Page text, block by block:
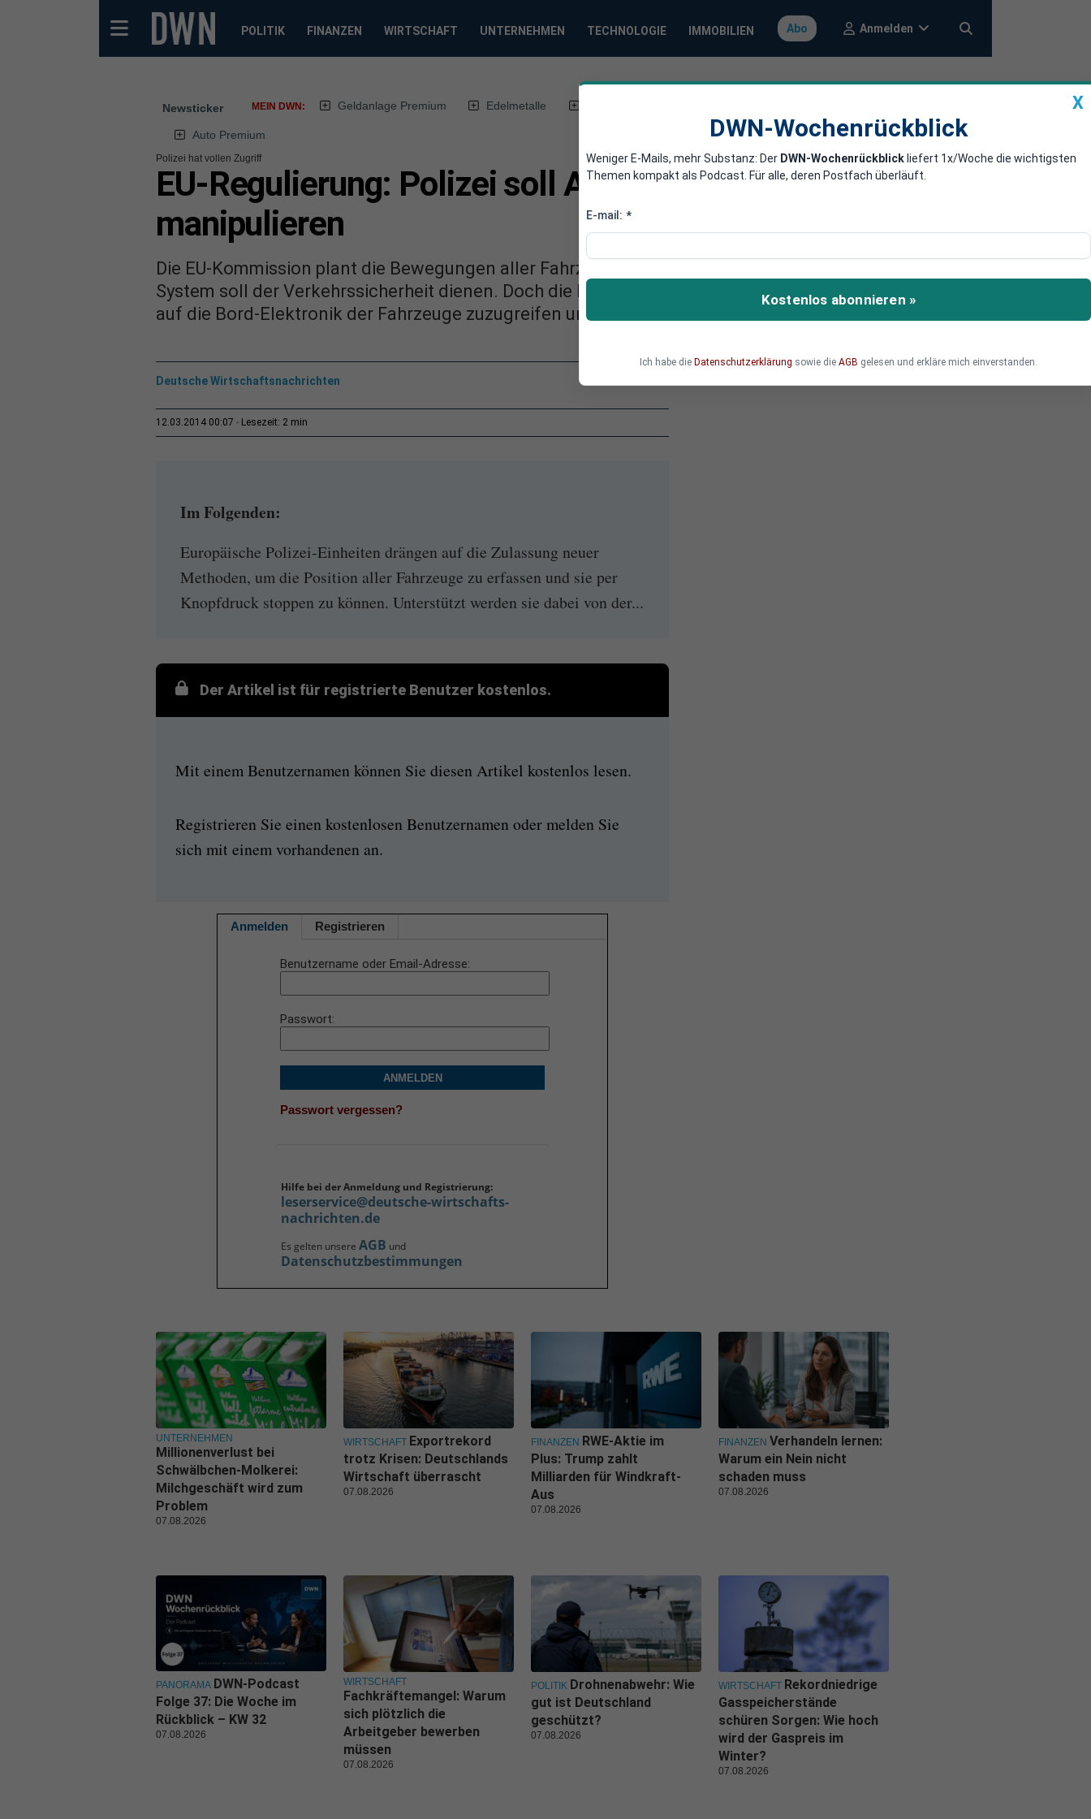
POLITIK FINANZEN WIRTSCHAFT UNTERNEHMEN TECHNOLOGIE IMMOBILIEN Abo Anmelden
Newsticker MEIN DWN: Geldanlage Premium Edelmetalle
Auto Premium
Polizei hat vollen Zugriff
EU-Regulierung: Polizei soll Autos mit Fernbedienung
manipulieren
Die EU-Kommission plant die Bewegungen aller Fahrzeuge europaweit zu erfassen. Das neue
System soll der Verkehrssicherheit dienen. Doch die Polizei arbeitet bereits intensiv daran, direkt
auf die Bord-Elektronik der Fahrzeuge zuzugreifen und diese per Knopfdruck zu stoppen.
Deutsche Wirtschaftsnachrichten
12.03.2014 00:07 Lesezeit: 2 min
Im Folgenden:
Europäische Polizei-Einheiten drängen auf die Zulassung neuer
Methoden, um die Position aller Fahrzeuge zu erfassen und sie per
Knopfdruck stoppen zu können. Unterstützt werden sie dabei von der...
Der Artikel ist für registrierte Benutzer kostenlos.
Mit einem Benutzernamen können Sie diesen Artikel kostenlos lesen.
Registrieren Sie einen kostenlosen Benutzernamen oder melden Sie
sich mit einem vorhandenen an.
Anmelden Registrieren
Benutzername oder Email-Adresse
Passwort
ANMELDEN
Passwort vergessen?
Hilfe bei der Anmeldung und Registrierung:
leserservice@deutsche-wirtschafts-
nachrichten.de
Es gelten unsere AGB und
Datenschutzbestimmungen
X
DWN-Wochenrückblick
Weniger E-Mails, mehr Substanz: Der DWN-Wochenrückblick liefert 1x/Woche die wichtigsten
Themen kompakt als Podcast. Für alle, deren Postfach überläuft.
E-mail: *
Kostenlos abonnieren »
Ich habe die Datenschutzerklärung sowie die AGB gelesen und erkläre mich einverstanden.
UNTERNEHMEN
Millionenverlust bei
Schwälbchen-Molkerei:
Milchgeschäft wird zum
Problem
07.08.2026
WIRTSCHAFT Exportrekord
trotz Krisen: Deutschlands
Wirtschaft überrascht
07.08.2026
FINANZEN RWE-Aktie im
Plus: Trump zahlt
Milliarden für Windkraft-
Aus
07.08.2026
FINANZEN Verhandeln lernen:
Warum ein Nein nicht
schaden muss
07.08.2026
PANORAMA DWN-Podcast
Folge 37: Die Woche im
Rückblick – KW 32
07.08.2026
WIRTSCHAFT
Fachkräftemangel: Warum
sich plötzlich die
Arbeitgeber bewerben
müssen
07.08.2026
POLITIK Drohnenabwehr: Wie
gut ist Deutschland
geschützt?
07.08.2026
WIRTSCHAFT Rekordniedrige
Gasspeicherstände
schüren Sorgen: Wie hoch
wird der Gaspreis im
Winter?
07.08.2026